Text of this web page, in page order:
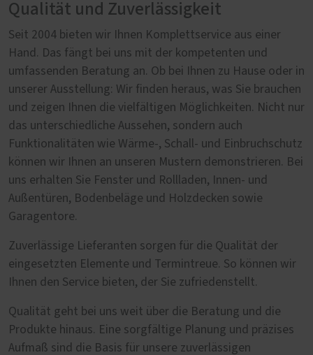
Qualität und Zuverlässigkeit
Seit 2004 bieten wir Ihnen Komplettservice aus einer
Hand. Das fängt bei uns mit der kompetenten und
umfassenden Beratung an. Ob bei Ihnen zu Hause oder in
unserer Ausstellung: Wir finden heraus, was Sie brauchen
und zeigen Ihnen die vielfältigen Möglichkeiten. Nicht nur
das unterschiedliche Aussehen, sondern auch
Funktionalitäten wie Wärme-, Schall- und Einbruchschutz
können wir Ihnen an unseren Mustern demonstrieren. Bei
uns erhalten Sie Fenster und Rollladen, Innen- und
Außentüren, Bodenbeläge und Holzdecken sowie
Garagentore.
Zuverlässige Lieferanten sorgen für die Qualität der
eingesetzten Elemente und Termintreue. So können wir
Ihnen den Service bieten, der Sie zufriedenstellt.
Qualität geht bei uns weit über die Beratung und die
Produkte hinaus. Eine sorgfältige Planung und präzises
Aufmaß sind die Basis für unsere zuverlässigen